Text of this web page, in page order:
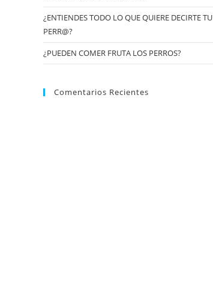
¿ENTIENDES TODO LO QUE QUIERE DECIRTE TU
PERR@?
¿PUEDEN COMER FRUTA LOS PERROS?
Comentarios Recientes